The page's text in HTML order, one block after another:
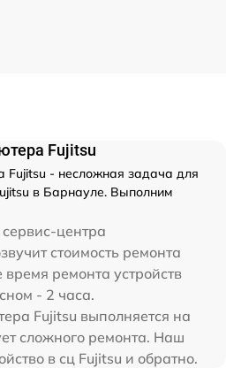
Fujitsu
Fujitsu - несложная задача для
в Барнауле. Выполним
центра
стоимость ремонта
ремонта устройств
- 2 часа.
Fujitsu выполняется на
сложного ремонта. Наш
в сц Fujitsu и обратно.